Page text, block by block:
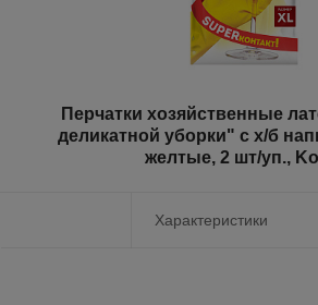
Перчатки хозяйственные
деликатной уборки" с х/б
желтые, 2 шт/уп.,
Характеристики